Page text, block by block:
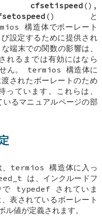
cfsetispeed (),
() と
構造体でボーレート
設定するために提供され
端末での関数の影響は、
るまでは有効にはなら
せん。 termios 構造体に
されたボーレートのため
ています。これらは、
るマニュアルページの部
、termios 構造体に入っ
は、インクルードフ
で typedef されていま
表されているボーレート
値が定義されます。